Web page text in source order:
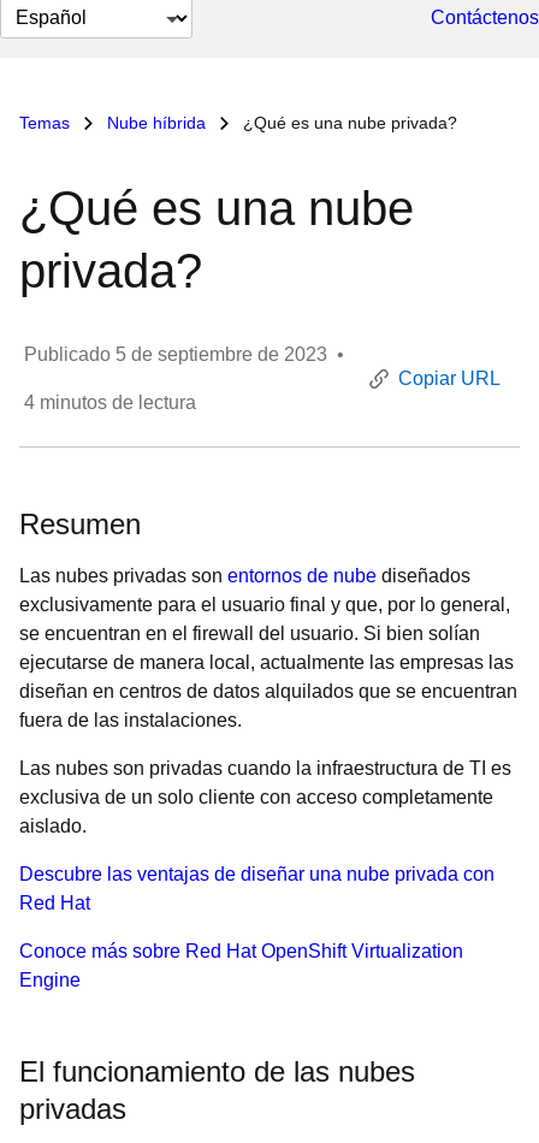
Cambiar
el
Contáctenos
Temas Nube híbrida ¿Qué es una nube privada?
¿Qué es una nube
privada?
Publicado 5 de septiembre de 2023 •
4 minutos de lectura
Copiar URL
Resumen
Las nubes privadas son entornos de nube diseñados
exclusivamente para el usuario final y que, por lo general,
se encuentran en el firewall del usuario. Si bien solían
ejecutarse de manera local, actualmente las empresas las
diseñan en centros de datos alquilados que se encuentran
fuera de las instalaciones.
Las nubes son privadas cuando la infraestructura de TI es
exclusiva de un solo cliente con acceso completamente
aislado.
Descubre las ventajas de diseñar una nube privada con
Red Hat
Conoce más sobre Red Hat OpenShift Virtualization
Engine
El funcionamiento de las nubes
privadas